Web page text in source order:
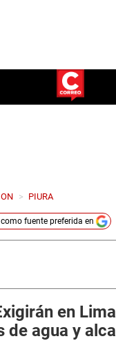
> PIURA
como fuente preferida en
en
de agua y